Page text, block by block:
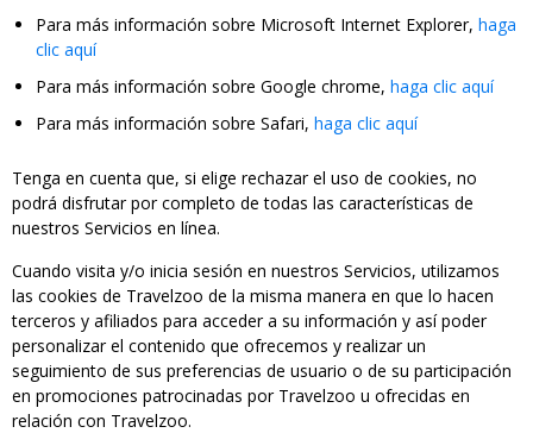
Para más información sobre Microsoft Internet Explorer, haga
clic aquí
Para más información sobre Google chrome, haga clic aquí
Para más información sobre Safari, haga clic aquí
Tenga en cuenta que, si elige rechazar el uso de cookies, no
podrá disfrutar por completo de todas las características de
nuestros Servicios en línea.
Cuando visita y/o inicia sesión en nuestros Servicios, utilizamos
las cookies de Travelzoo de la misma manera en que lo hacen
terceros y afiliados para acceder a su información y así poder
personalizar el contenido que ofrecemos y realizar un
seguimiento de sus preferencias de usuario o de su participación
en promociones patrocinadas por Travelzoo u ofrecidas en
relación con Travelzoo.